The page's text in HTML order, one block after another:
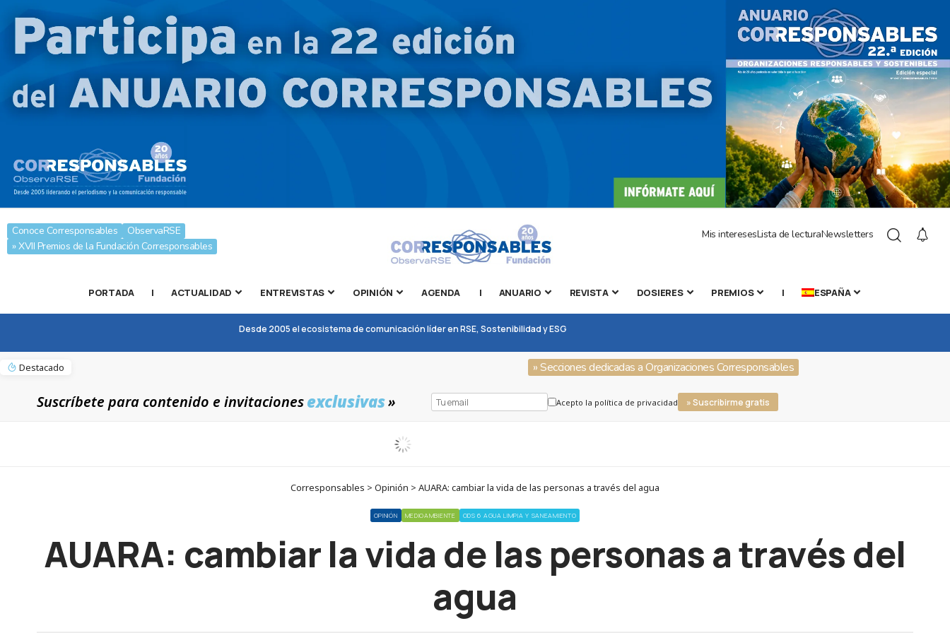
Conoce Corresponsables
ObservaRSE
» XVII Premios de la Fundación Corresponsables
Mis interesesLista de lecturaNewsletters
PORTADA | ACTUALIDAD ENTREVISTAS OPINIÓN AGENDA | ANUARIO REVISTA DOSIERES PREMIOS | ESPAÑA
Desde 2005 el ecosistema de comunicación líder en RSE, Sostenibilidad y ESG
Destacado » Secciones dedicadas a Organizaciones Corresponsables
Suscríbete para contenido e invitacionesexclusivas» Acepto la política de privacidad » Suscribirme gratis
Corresponsables > Opinión > AUARA: cambiar la vida de las personas a través del agua
OPINIÓN MEDIOAMBIENTE ODS 6 AGUA LIMPIA Y SANEAMIENTO
AUARA: cambiar la vida de las personas a través del
agua